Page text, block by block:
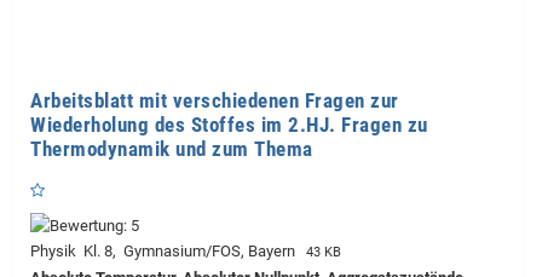
Arbeitsblatt mit verschiedenen Fragen zur
Wiederholung des Stoffes im 2.HJ. Fragen zu
Thermodynamik und zum Thema
Physik Kl. 8, Gymnasium/FOS, Bayern 43 KB